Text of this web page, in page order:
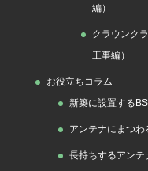
編）
クラウンク
工事編）
お役立ちコラム
新築に設置する
アンテナにまつわ
長持ちするアンテ